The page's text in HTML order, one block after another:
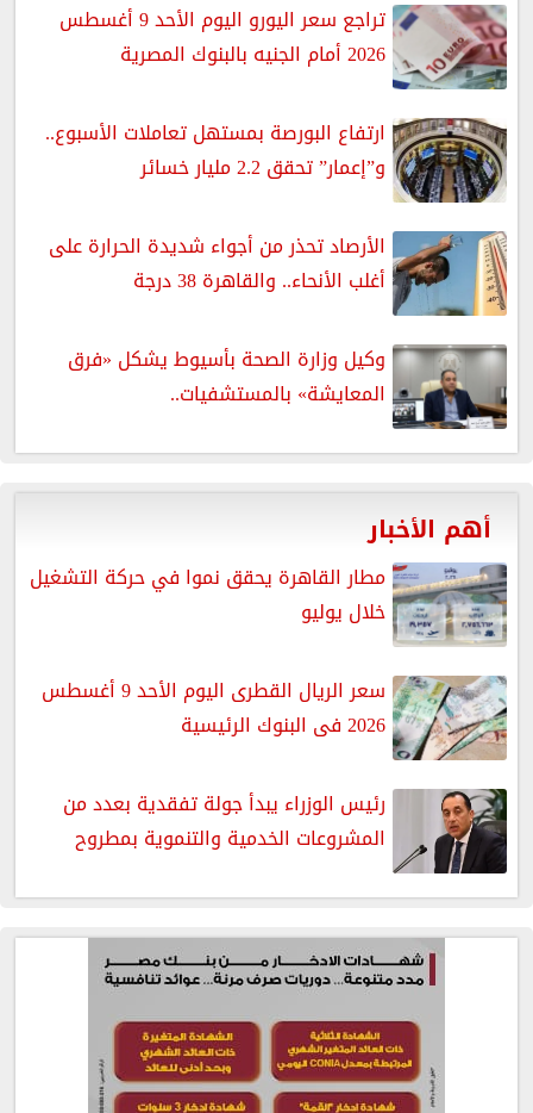
تراجع سعر اليورو اليوم الأحد 9 أغسطس
2026 أمام الجنيه بالبنوك المصرية
ارتفاع البورصة بمستهل تعاملات الأسبوع..
و”إعمار” تحقق 2.2 مليار خسائر
الأرصاد تحذر من أجواء شديدة الحرارة على
أغلب الأنحاء.. والقاهرة 38 درجة
وكيل وزارة الصحة بأسيوط يشكل «فرق
المعايشة» بالمستشفيات..
أهم الأخبار
مطار القاهرة يحقق نموا في حركة التشغيل
خلال يوليو
سعر الريال القطرى اليوم الأحد 9 أغسطس
2026 فى البنوك الرئيسية
رئيس الوزراء يبدأ جولة تفقدية بعدد من
المشروعات الخدمية والتنموية بمطروح